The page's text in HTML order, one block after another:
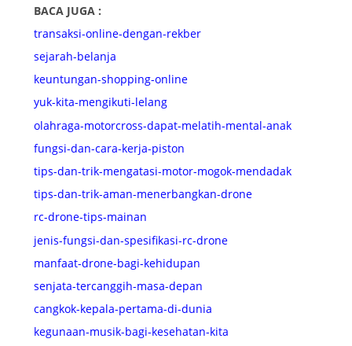
BACA JUGA :
transaksi-online-dengan-rekber
sejarah-belanja
keuntungan-shopping-online
yuk-kita-mengikuti-lelang
olahraga-motorcross-dapat-melatih-mental-anak
fungsi-dan-cara-kerja-piston
tips-dan-trik-mengatasi-motor-mogok-mendadak
tips-dan-trik-aman-menerbangkan-drone
rc-drone-tips-mainan
jenis-fungsi-dan-spesifikasi-rc-drone
manfaat-drone-bagi-kehidupan
senjata-tercanggih-masa-depan
cangkok-kepala-pertama-di-dunia
kegunaan-musik-bagi-kesehatan-kita